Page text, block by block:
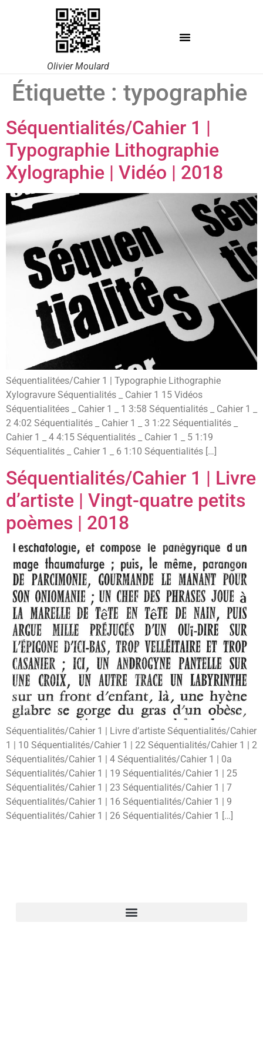
Olivier Moulard
Étiquette : typographie
Séquentialités/Cahier 1 |
Typographie Lithographie
Xylographie | Vidéo | 2018
Séquentialitées/Cahier 1 | Typographie Lithographie
Xylogravure Séquentialités _ Cahier 1 15 Vidéos
Séquentialitées _ Cahier 1 _ 1 3:58 Séquentialités _ Cahier 1 _
2 4:02 Séquentialités _ Cahier 1 _ 3 1:22 Séquentialités _
Cahier 1 _ 4 4:15 Séquentialités _ Cahier 1 _ 5 1:19
Séquentialités _ Cahier 1 _ 6 1:10 Séquentialités […]
Séquentialités/Cahier 1 | Livre
d’artiste | Vingt-quatre petits
poèmes | 2018
Séquentialités/Cahier 1 | Livre d’artiste Séquentialités/Cahier
1 | 10 Séquentialités/Cahier 1 | 22 Séquentialités/Cahier 1 | 2
Séquentialités/Cahier 1 | 4 Séquentialités/Cahier 1 | 0a
Séquentialités/Cahier 1 | 19 Séquentialités/Cahier 1 | 25
Séquentialités/Cahier 1 | 23 Séquentialités/Cahier 1 | 7
Séquentialités/Cahier 1 | 16 Séquentialités/Cahier 1 | 9
Séquentialités/Cahier 1 | 26 Séquentialités/Cahier 1 […]